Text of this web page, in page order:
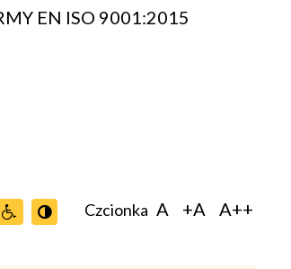
EN ISO 9001:2015
Czcionka A +A A++